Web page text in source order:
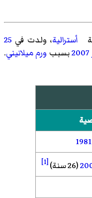
أسترالية، ولدت في 25
2007بسبب ورم ميلانيني.
1981
(26 سنة) [1]